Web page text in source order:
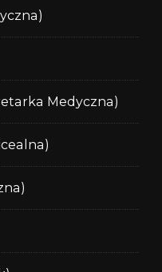
Medyczna)